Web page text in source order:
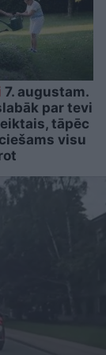
7. augustam.
par tevi
tāpēc
visu